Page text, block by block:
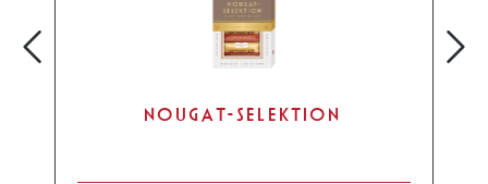
NOUGAT-SELEKTION